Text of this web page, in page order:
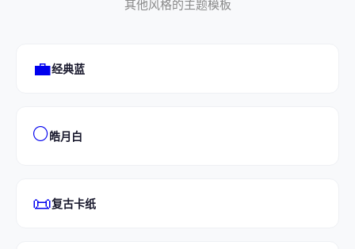
其他风格的主题模板
💼经典蓝
🌕皓月白
📜复古卡纸